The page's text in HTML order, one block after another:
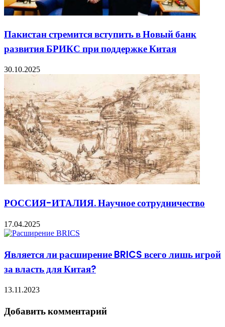
Пакистан стремится вступить в Новый банк
развития БРИКС при поддержке Китая
30.10.2025
РОССИЯ-ИТАЛИЯ. Научное сотрудничество
17.04.2025
Является ли расширение BRICS всего лишь игрой
за власть для Китая?
13.11.2023
Добавить комментарий